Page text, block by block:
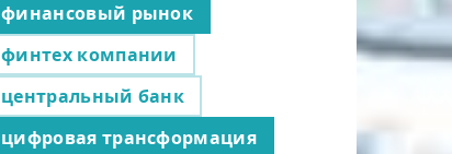
финансовый рынок
финтех компании
центральный банк
цифровая трансформация